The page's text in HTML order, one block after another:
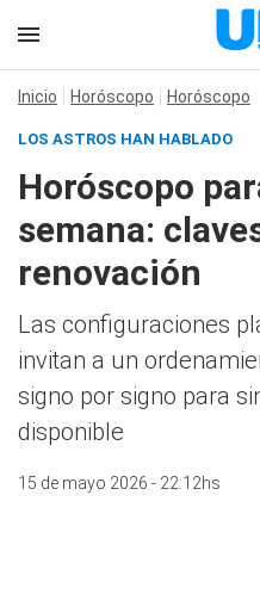
Inicio Horóscopo Horóscopo
LOS ASTROS HAN HABLADO
Horóscopo
semana:
renovación
Las configuraciones
invitan a un
signo por signo para
disponible
15 de mayo 2026 - 22:12hs